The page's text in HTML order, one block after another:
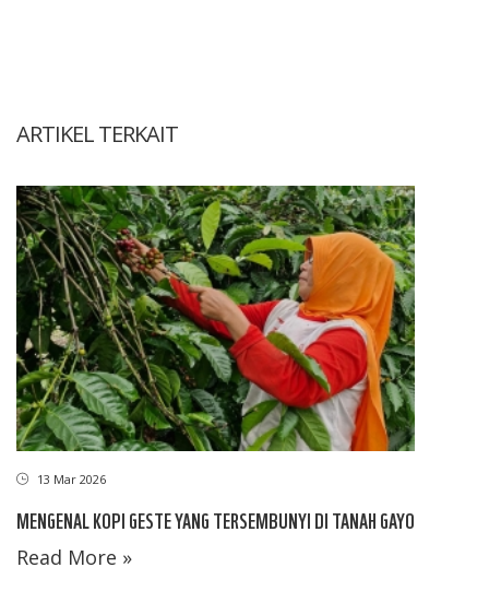
ARTIKEL TERKAIT
13 Mar 2026
MENGENAL KOPI GESTE YANG TERSEMBUNYI DI TANAH GAYO
Read More »